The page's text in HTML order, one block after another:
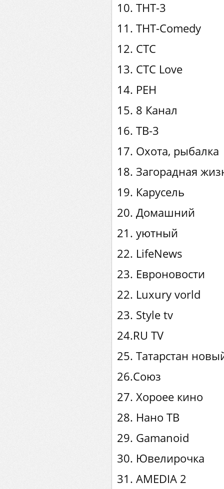
10. ТНТ-3
11. ТНТ-Comedy
12. СТС
13. СТС Love
14. РЕН
15. 8 Канал
16. ТВ-3
17. Охота, рыбалка
18. Загорадная
19. Карусель
20. Домашний
21. уютный
22. LifeNews
23. Евроновости
22. Luxury vorld
23. Style tv
24.RU TV
25. Татарстан
26.Союз
27. Хороее кино
28. Нано ТВ
29. Gamanoid
30. Ювелирочка
31. AMEDIA 2